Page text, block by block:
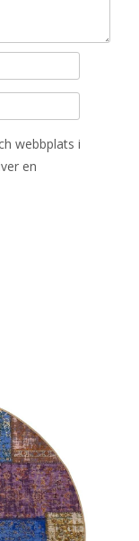
webbplats i
en